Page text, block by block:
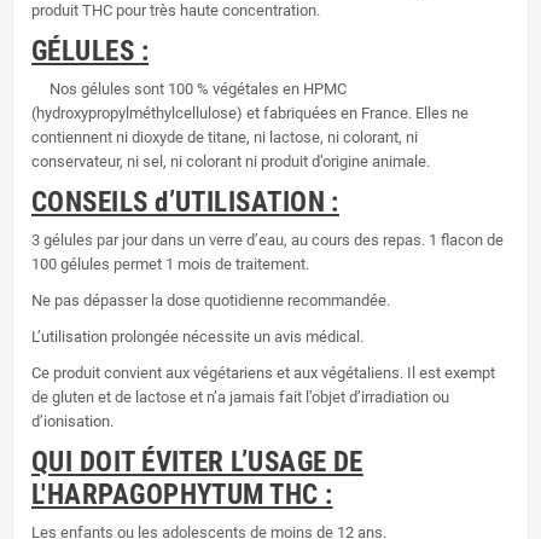
produit THC pour très haute concentration.
GÉLULES :
Nos gélules sont 100 % végétales en HPMC
(hydroxypropylméthylcellulose) et fabriquées en France. Elles ne
contiennent ni dioxyde de titane, ni lactose, ni colorant, ni
conservateur, ni sel, ni colorant ni produit d’origine animale.
CONSEILS d’UTILISATION :
3 gélules par jour dans un verre d’eau, au cours des repas. 1 flacon de
100 gélules permet 1 mois de traitement.
Ne pas dépasser la dose quotidienne recommandée.
L’utilisation prolongée nécessite un avis médical.
Ce produit convient aux végétariens et aux végétaliens. Il est exempt
de gluten et de lactose et n’a jamais fait l’objet d’irradiation ou
d’ionisation.
QUI DOIT ÉVITER L’USAGE DE
L'HARPAGOPHYTUM THC :
Les enfants ou les adolescents de moins de 12 ans.